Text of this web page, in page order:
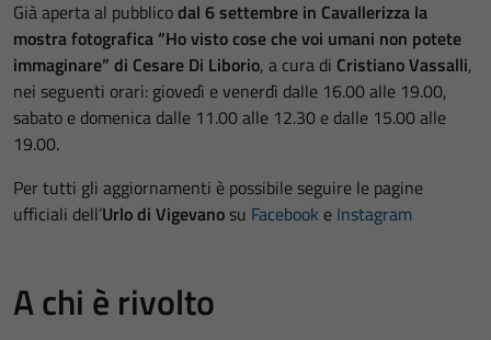
Già aperta al pubblicodal 6 settembre in Cavallerizza la
mostra fotografica “Ho visto cose che voi umani non potete
immaginare” di Cesare Di Liborio, a cura di Cristiano Vassalli,
nei seguenti orari: giovedì e venerdì dalle 16.00 alle 19.00,
sabato e domenica dalle 11.00 alle 12.30 e dalle 15.00 alle
19.00.
Per tutti gli aggiornamenti è possibile seguire le pagine
ufficiali dell’Urlo di Vigevano su Facebook e Instagram
A chi è rivolto